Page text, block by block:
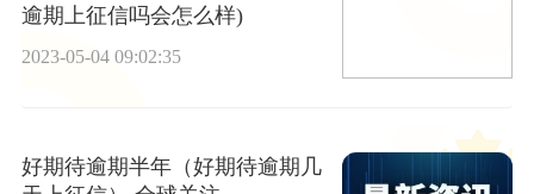
逾期上征信吗会怎么样)
2023-05-04 09:02:35
好期待逾期半年（好期待逾期几